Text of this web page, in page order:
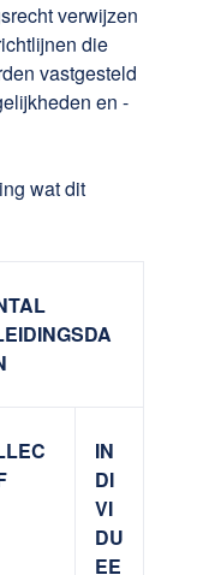
verwijzen
die
vastgesteld
en -
wat dit
IN
DI
VI
DU
EE